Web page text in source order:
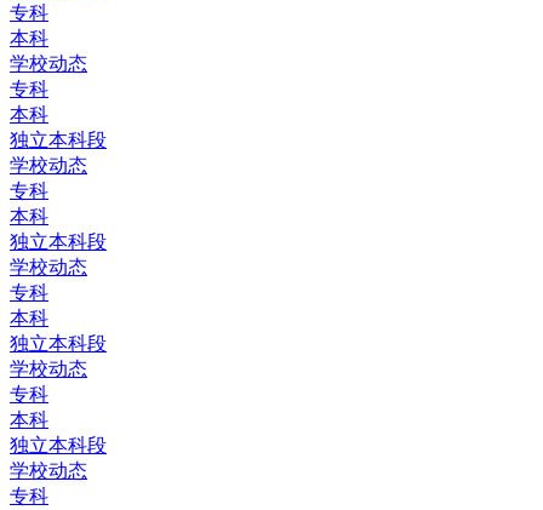
专科
本科
学校动态
专科
本科
独立本科段
学校动态
专科
本科
独立本科段
学校动态
专科
本科
独立本科段
学校动态
专科
本科
独立本科段
学校动态
专科